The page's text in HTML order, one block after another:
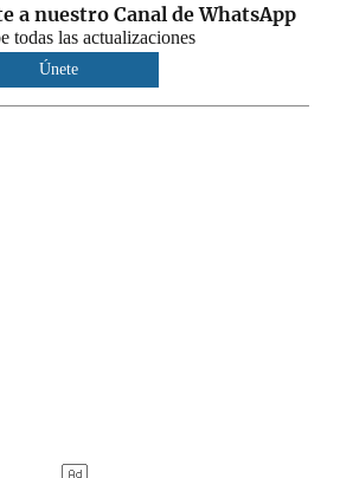
a nuestro Canal de WhatsApp
todas las actualizaciones
Únete